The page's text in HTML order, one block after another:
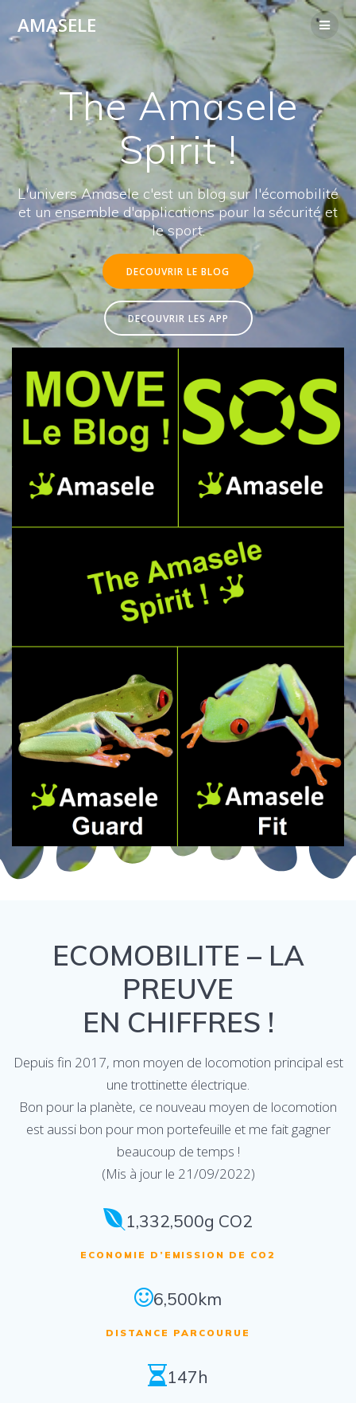
Passer
contenu
AMASELE
The Amasele
Spirit !
L'univers Amasele c'est un blog sur l'écomobilité
et un ensemble d'applications pour la sécurité et
le sport.
DECOUVRIR LE BLOG
DECOUVRIR LES APP
ECOMOBILITE – LA
PREUVE
EN CHIFFRES !
Depuis fin 2017, mon moyen de locomotion principal est
une trottinette électrique.
Bon pour la planète, ce nouveau moyen de locomotion
est aussi bon pour mon portefeuille et me fait gagner
beaucoup de temps !
(Mis à jour le 21/09/2022)
1,332,500g CO2
ECONOMIE D’EMISSION DE CO2
6,500km
DISTANCE PARCOURUE
147h